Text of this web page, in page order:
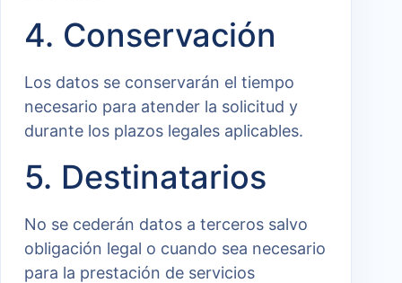
4. Conservación
Los datos se conservarán el tiempo
necesario para atender la solicitud y
durante los plazos legales aplicables.
5. Destinatarios
No se cederán datos a terceros salvo
obligación legal o cuando sea necesario
para la prestación de servicios